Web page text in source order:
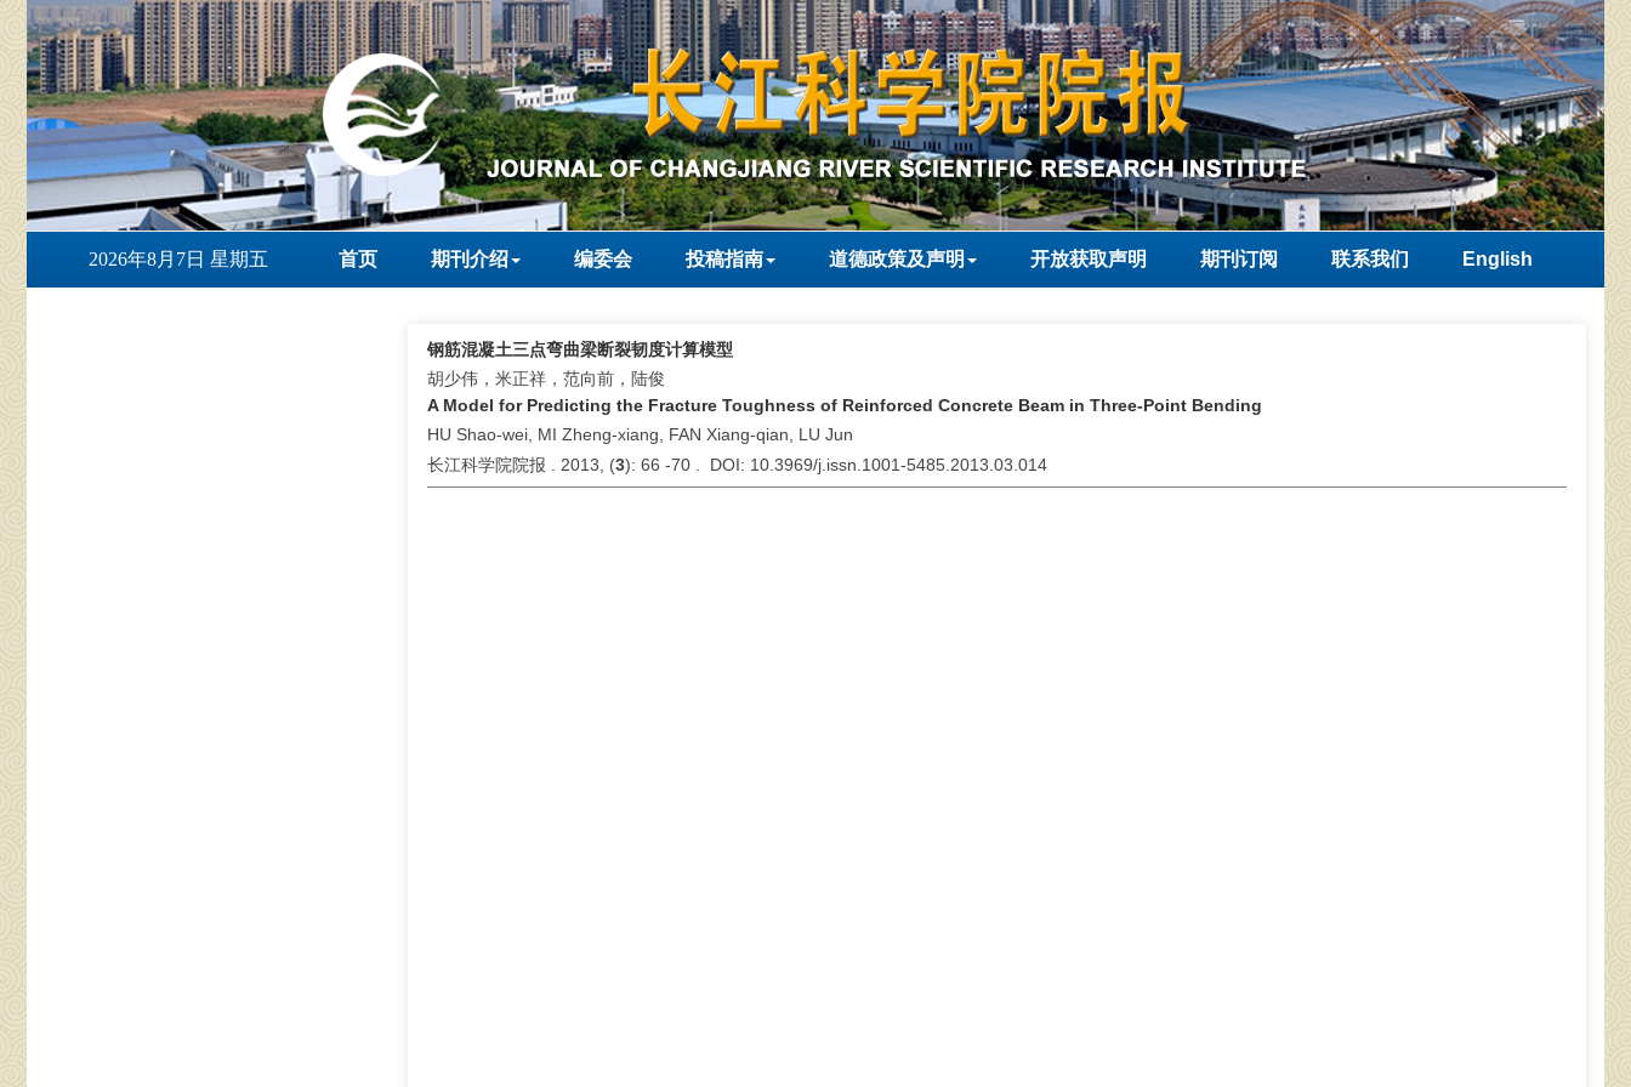
2026年8月7日 星期五 首页 期刊介绍 编委会 投稿指南 道德政策及声明 开放获取声明 期刊订阅 联系我们 English
钢筋混凝土三点弯曲梁断裂韧度计算模型
胡少伟，米正祥，范向前，陆俊
A Model for Predicting the Fracture Toughness of Reinforced Concrete Beam in Three-Point Bending
HU Shao-wei, MI Zheng-xiang, FAN Xiang-qian, LU Jun
长江科学院院报 . 2013, (3): 66 -70 . DOI: 10.3969/j.issn.1001-5485.2013.03.014